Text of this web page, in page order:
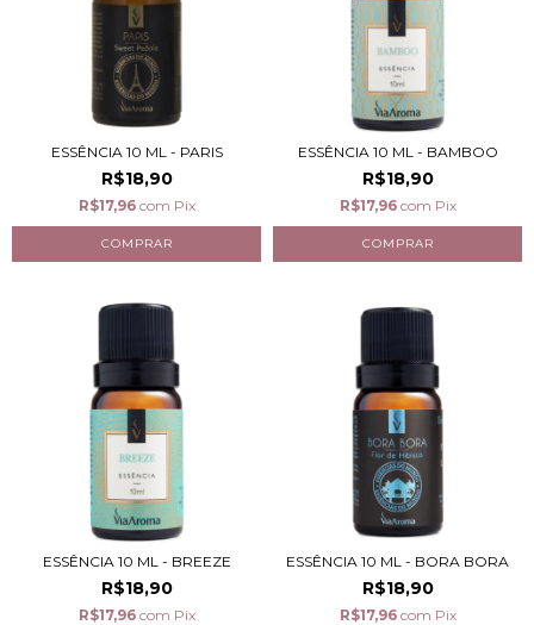
ESSÊNCIA 10 ML - PARIS
R$18,90
R$17,96 com Pix
ESSÊNCIA 10 ML - BAMBOO
R$18,90
R$17,96 com Pix
ESSÊNCIA 10 ML - BREEZE
R$18,90
R$17,96 com Pix
ESSÊNCIA 10 ML - BORA BORA
R$18,90
R$17,96 com Pix